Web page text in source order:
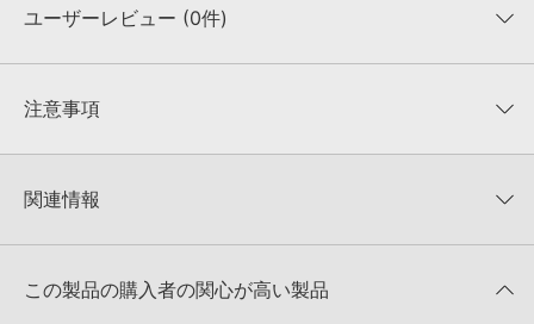
収録ファイル一覧
ユーザーレビュー (0件)
★★★★★
★5
★4
★1
注意事項
KONTAKTフォーマットは、
でお使いいただけます。無償版のKONTAKT PLAYERではお使いい
4GBを超えるデータに関するご注意：FAT32でフォーマットされた
関連情報
50%OFF！サマーセール！
この製品の購入者の関心が高い製品